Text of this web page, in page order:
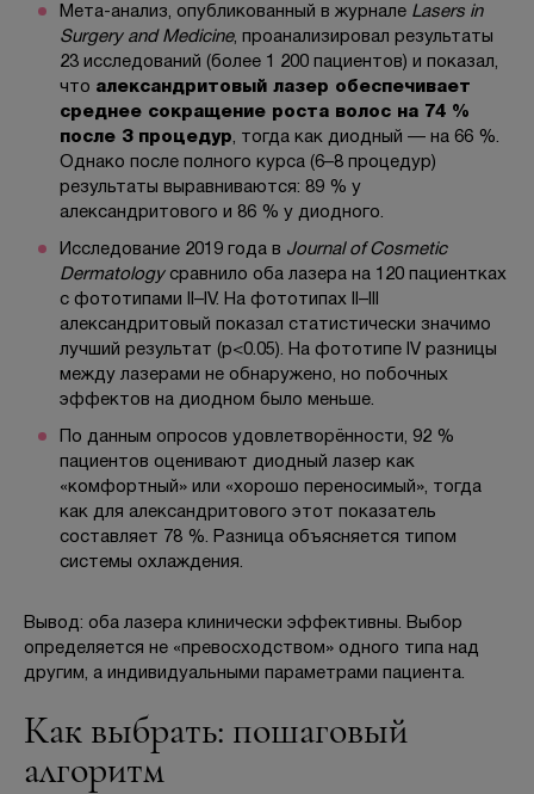
Мета-анализ, опубликованный в журнале Lasers in
Surgery and Medicine, проанализировал результаты
23 исследований (более 1 200 пациентов) и показал,
что александритовый лазер обеспечивает
среднее сокращение роста волос на 74 %
после 3 процедур, тогда как диодный — на 66 %.
Однако после полного курса (6–8 процедур)
результаты выравниваются: 89 % у
александритового и 86 % у диодного.
Исследование 2019 года в Journal of Cosmetic
Dermatologyсравнило оба лазера на 120 пациентках
с фототипами II–IV. На фототипах II–III
александритовый показал статистически значимо
лучший результат (p<0.05). На фототипе IV разницы
между лазерами не обнаружено, но побочных
эффектов на диодном было меньше.
По данным опросов удовлетворённости, 92 %
пациентов оценивают диодный лазер как
«комфортный» или «хорошо переносимый», тогда
как для александритового этот показатель
составляет 78 %. Разница объясняется типом
системы охлаждения.
Вывод: оба лазера клинически эффективны. Выбор
определяется не «превосходством» одного типа над
другим, а индивидуальными параметрами пациента.
Как выбрать: пошаговый
алгоритм